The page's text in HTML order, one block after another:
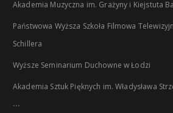
Akademia Muzyczna im. Grażyny i Kiejstuta
Państwowa Wyższa Szkoła Filmowa
Schillera
Wyższe Seminarium Duchowne w Łodzi
Akademia Sztuk Pięknych im. Władysława
...